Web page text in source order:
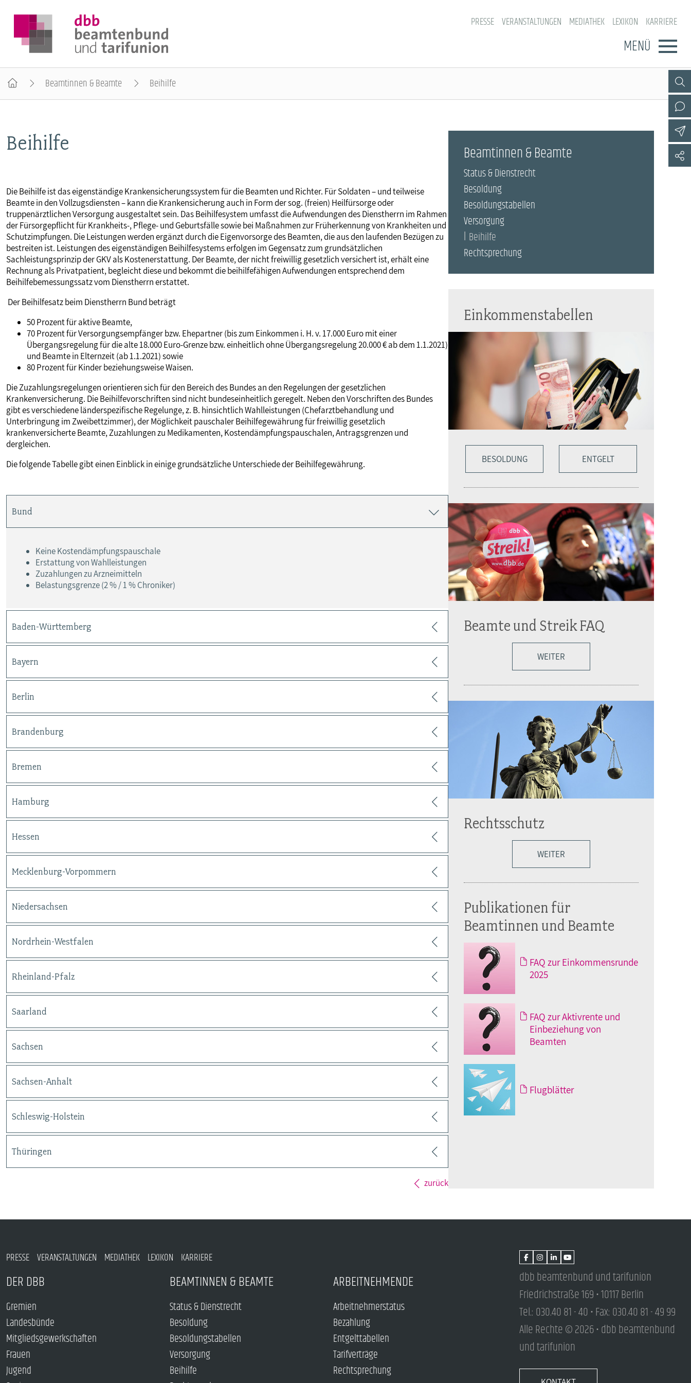
PRESSE VERANSTALTUNGEN MEDIATHEK LEXIKON KARRIERE
MENÜ
Mitgliedsgewerkschaften
Frauen
BEAMTINNEN & BEAMTE
Besoldungstabellen
Versorgung
Entgelttabellen
Tarifverträge
POLITIK & POSITIONEN
Soziales & Gesundheit
Bildung
MITBESTIMMUNG
Schwerbehindertenvertretung
MITGLIEDSCHAFT & SERVICE
Vorteilswelt
Akademie
Beamtinnen & Beamte Beihilfe
Beihilfe
Die Beihilfe ist das eigenständige Krankensicherungssystem für die Beamten und Richter. Für Soldaten – und teilweise
Beamte in den Vollzugsdiensten – kann die Krankensicherung auch in Form der sog. (freien) Heilfürsorge oder
truppenärztlichen Versorgung ausgestaltet sein. Das Beihilfesystem umfasst die Aufwendungen des Dienstherrn im Rahmen
der Fürsorgepflicht für Krankheits-, Pflege- und Geburtsfälle sowie bei Maßnahmen zur Früherkennung von Krankheiten und
Schutzimpfungen. Die Leistungen werden ergänzt durch die Eigenvorsorge des Beamten, die aus den laufenden Bezügen zu
bestreiten ist. Leistungen des eigenständigen Beihilfesystems erfolgen im Gegensatz zum grundsätzlichen
Sachleistungsprinzip der GKV als Kostenerstattung. Der Beamte, der nicht freiwillig gesetzlich versichert ist, erhält eine
Rechnung als Privatpatient, begleicht diese und bekommt die beihilfefähigen Aufwendungen entsprechend dem
Beihilfebemessungssatz vom Dienstherrn erstattet.
Der Beihilfesatz beim Dienstherrn Bund beträgt
50 Prozent für aktive Beamte,
70 Prozent für Versorgungsempfänger bzw. Ehepartner (bis zum Einkommen i. H. v. 17.000 Euro mit einer
Übergangsregelung für die alte 18.000 Euro-Grenze bzw. einheitlich ohne Übergangsregelung 20.000 € ab dem 1.1.2021)
und Beamte in Elternzeit (ab 1.1.2021) sowie
80 Prozent für Kinder beziehungsweise Waisen.
Die Zuzahlungsregelungen orientieren sich für den Bereich des Bundes an den Regelungen der gesetzlichen
Krankenversicherung. Die Beihilfevorschriften sind nicht bundeseinheitlich geregelt. Neben den Vorschriften des Bundes
gibt es verschiedene länderspezifische Regelunge, z. B. hinsichtlich Wahlleistungen (Chefarztbehandlung und
Unterbringung im Zweibettzimmer), der Möglichkeit pauschaler Beihilfegewährung für freiwillig gesetzlich
krankenversicherte Beamte, Zuzahlungen zu Medikamenten, Kostendämpfungspauschalen, Antragsgrenzen und
dergleichen.
Die folgende Tabelle gibt einen Einblick in einige grundsätzliche Unterschiede der Beihilfegewährung.
Bund
Keine Kostendämpfungspauschale
Erstattung von Wahlleistungen
Zuzahlungen zu Arzneimitteln
Belastungsgrenze (2 % / 1 % Chroniker)
Baden-Württemberg
Bayern
Berlin
Brandenburg
Bremen
Hamburg
Hessen
Mecklenburg-Vorpommern
Niedersachsen
Nordrhein-Westfalen
Rheinland-Pfalz
Saarland
Sachsen
Sachsen-Anhalt
Schleswig-Holstein
Thüringen
zurück
Beamtinnen & Beamte
Status & Dienstrecht
Besoldung
Besoldungstabellen
Versorgung
Beihilfe
Rechtsprechung
Einkommenstabellen
BESOLDUNG ENTGELT
Beamte und Streik FAQ
WEITER
Rechtsschutz
WEITER
Publikationen für
Beamtinnen und Beamte
FAQ zur Einkommensrunde
2025
FAQ zur Aktivrente und
Einbeziehung von
Beamten
Flugblätter
PRESSE VERANSTALTUNGEN MEDIATHEK LEXIKON KARRIERE
DER DBB
Gremien
Landesbünde
Mitgliedsgewerkschaften
Frauen
Jugend
BEAMTINNEN & BEAMTE
Status & Dienstrecht
Besoldung
Besoldungstabellen
Versorgung
Beihilfe
ARBEITNEHMENDE
Arbeitnehmerstatus
Bezahlung
Entgelttabellen
Tarifverträge
Rechtsprechung
dbb beamtenbund und tarifunion
Friedrichstraße 169 • 10117 Berlin
Tel.: 030.40 81 - 40 • Fax: 030.40 81 - 49 99
Alle Rechte © 2026 • dbb beamtenbund
und tarifunion